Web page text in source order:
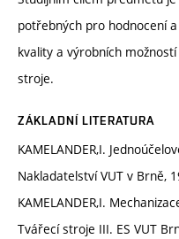
potřebných pro hodnocení
kvality a výrobních
stroje.
ZÁKLADNÍ LITERATURA
KAMELANDER,I.
Nakladatelství VUT v Brně,
KAMELANDER,I.
Tvářecí stroje III. ES VUT